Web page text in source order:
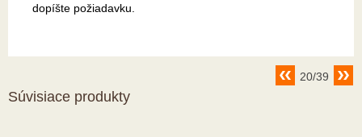
dopíšte požiadavku.
20/39
Súvisiace produkty